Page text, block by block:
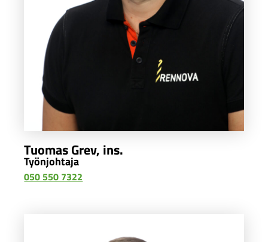
Tuomas Grev, ins.
Työnjohtaja
050 550 7322